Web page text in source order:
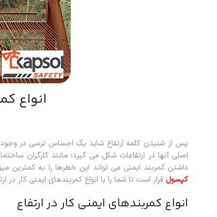
انواع
پس از شنیدن کلمه ارتفاع شاید یک احساس ترسی در وجود
اصلی آنها در ارتفاعات شکل می گیرد؛ مانند کارگران
داشتن کمربند ایمنی می تواند این خطرها را به کمترین
کپسول قرار است تا شما را با انواع کمربندهای ایمنی کار در
انواع کمربندهای ایمنی کار در ارتفاع